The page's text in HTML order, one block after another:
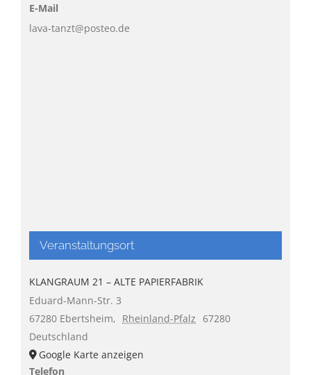
E-Mail
lava-tanzt@posteo.de
Veranstaltungsort
KLANGRAUM 21 – ALTE PAPIERFABRIK
Eduard-Mann-Str. 3
67280 Ebertsheim, Rheinland-Pfalz
67280
Deutschland
Google Karte anzeigen
Telefon